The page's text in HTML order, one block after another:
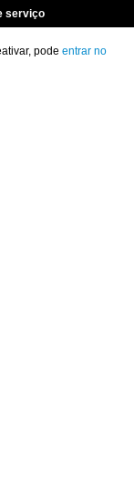
serviço
pode entrar no